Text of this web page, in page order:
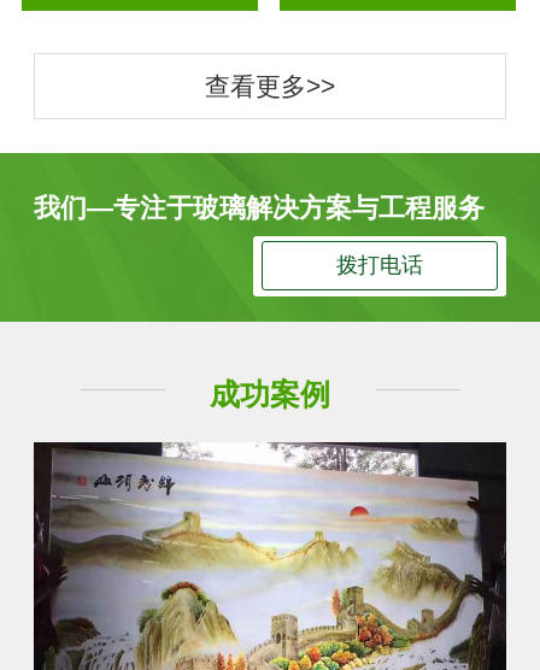
查看更多>>
我们—专注于玻璃解决方案与工程服务
拨打电话
成功案例